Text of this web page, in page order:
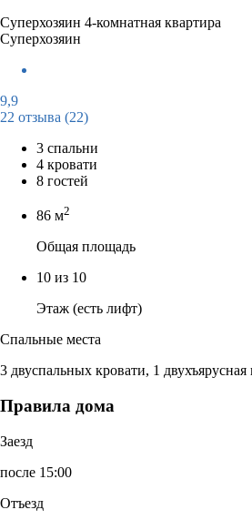
Суперхозяин 4-комнатная квартира
Суперхозяин
9,9
22 отзыва (22)
3 спальни
4 кровати
8 гостей
86 м2
Общая площадь
10 из 10
Этаж (есть лифт)
Спальные места
3 двуспальных кровати, 1 двухъярусная
Правила дома
Заезд
после 15:00
Отъезд